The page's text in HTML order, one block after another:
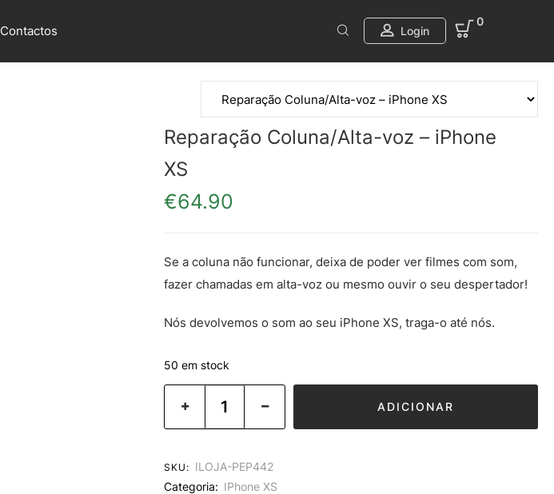
Contactos Login
0
Reparação Coluna/Alta-voz – iPhone
XS
€64.90
Se a coluna não funcionar, deixa de poder ver filmes com som,
fazer chamadas em alta-voz ou mesmo ouvir o seu despertador!
Nós devolvemos o som ao seu iPhone XS, traga-o até nós.
50 em stock
ADICIONAR
SKU: ILOJA-PEP442
Categoria: IPhone XS